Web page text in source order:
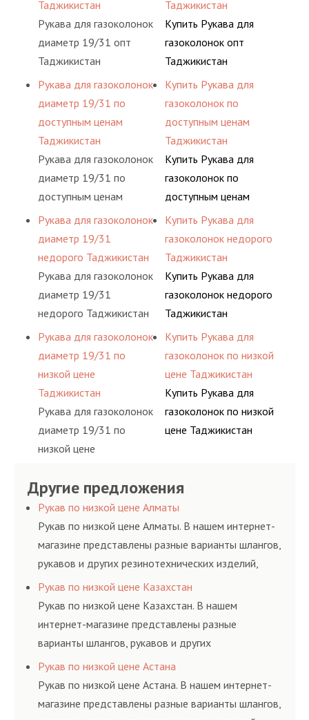
Таджикистан
Рукава для газоколонок
диаметр 19/31 опт
Таджикистан
Рукава для газоколонок
диаметр 19/31 по
доступным ценам
Таджикистан
Рукава для газоколонок
диаметр 19/31 по
доступным ценам
Таджикистан
Рукава для газоколонок
диаметр 19/31
недорого Таджикистан
Рукава для газоколонок
диаметр 19/31
недорого Таджикистан
Рукава для газоколонок
диаметр 19/31 по
низкой цене
Таджикистан
Рукава для газоколонок
диаметр 19/31 по
низкой цене
Таджикистан
Купить Рукава для
газоколонок опт
Таджикистан
Купить Рукава для
газоколонок по
доступным ценам
Таджикистан
Купить Рукава для
газоколонок по
доступным ценам
Таджикистан
Купить Рукава для
газоколонок недорого
Таджикистан
Купить Рукава для
газоколонок недорого
Таджикистан
Купить Рукава для
газоколонок по низкой
цене Таджикистан
Купить Рукава для
газоколонок по низкой
цене Таджикистан
Другие предложения
Рукав по низкой цене Алматы
Рукав по низкой цене Алматы. В нашем интернет-
магазине представлены разные варианты шлангов,
рукавов и других резинотехнических изделий,
соответствующих ГОСТам, техническим условиям
и нормативам.
Рукав по низкой цене Казахстан
Рукав по низкой цене Казахстан. В нашем
интернет-магазине представлены разные
варианты шлангов, рукавов и других
резинотехнических изделий, соответствующих
ГОСТам, техническим условиям и нормативам.
Рукав по низкой цене Астана
Рукав по низкой цене Астана. В нашем интернет-
магазине представлены разные варианты шлангов,